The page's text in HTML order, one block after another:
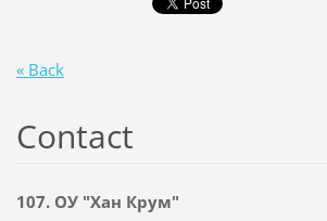
« Back
Contact
107. ОУ "Хан Крум"